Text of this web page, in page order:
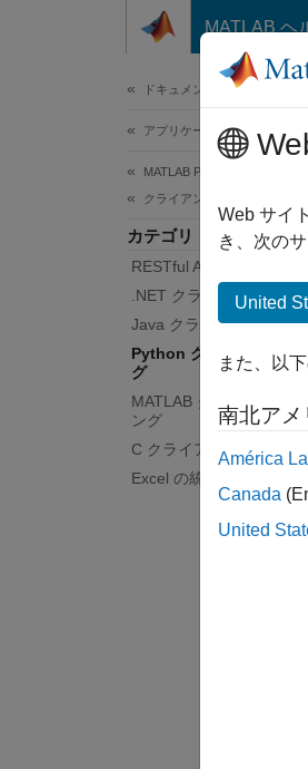
コンテンツへスキップ
MATLAB ヘ
ドキュメンテーションのホーム
アプリケーションのデプロイ
MATLAB Production Server
クライアント プログラミング
カテゴリ
RESTful API
.NET クライアントのプ
Java クライアントのプロ
Python クライアントの
グ
MATLAB クライアントの
ング
C クライアントのプログ
Excel の統合
Web サイ
き、次の
United
また、以
南北アメ
América
Canada
United